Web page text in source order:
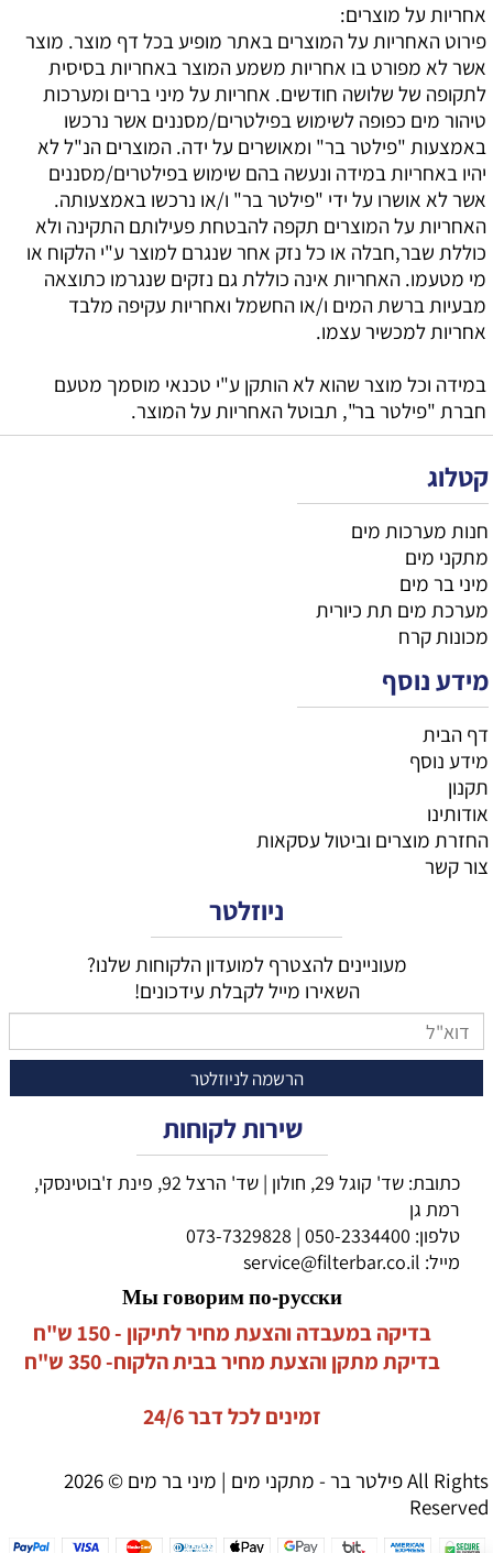
אחריות על מוצרים:
פירוט האחריות על המוצרים באתר מופיע בכל דף מוצר. מוצר
אשר לא מפורט בו אחריות משמע המוצר באחריות בסיסית
לתקופה של שלושה חודשים. אחריות על מיני ברים ומערכות
טיהור מים כפופה לשימוש בפילטרים/מסננים אשר נרכשו
באמצעות "פילטר בר" ומאושרים על ידה. המוצרים הנ"ל לא
יהיו באחריות במידה ונעשה בהם שימוש בפילטרים/מסננים
אשר לא אושרו על ידי "פילטר בר" ו/או נרכשו באמצעותה.
האחריות על המוצרים תקפה להבטחת פעילותם התקינה ולא
כוללת שבר,חבלה או כל נזק אחר שנגרם למוצר ע"י הלקוח או
מי מטעמו. האחריות אינה כוללת גם נזקים שנגרמו כתוצאה
מבעיות ברשת המים ו/או החשמל ואחריות עקיפה מלבד
אחריות למכשיר עצמו.
במידה וכל מוצר שהוא לא הותקן ע"י טכנאי מוסמך מטעם
חברת "פילטר בר", תבוטל האחריות על המוצר.
קטלוג
חנות מערכות מים
מתקני מים
מיני בר מים
מערכת מים תת כיורית
מכונות קרח
מידע נוסף
דף הבית
מידע נוסף
תקנון
אודותינו
החזרת מוצרים וביטול עסקאות
צור קשר
ניוזלטר
מעוניינים להצטרף למועדון הלקוחות שלנו?
השאירו מייל לקבלת עידכונים!
שירות לקוחות
כתובת: שד' קוגל 29, חולון | שד' הרצל 92, פינת ז'בוטינסקי,
רמת גן
טלפון: 050-2334400
|
073-7329828
מייל: service@filterbar.co.il
Мы говорим по-русски
בדיקה במעבדה והצעת מחיר לתיקון - 150 ש"ח
בדיקת מתקן והצעת מחיר בבית הלקוח- 350 ש"ח
זמינים לכל דבר 24/6
Reserved